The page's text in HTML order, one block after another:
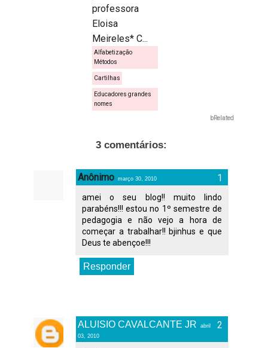
professora
Eloisa
Meireles* C...
Alfabetização
Métodos
Cartilhas
Educadores grandes
nomes
bRelated
3 comentários:
Anônimo março 30, 2010
amei o seu blog!! muito lindo
parabéns!!! estou no 1º semestre de
pedagogia e não vejo a hora de
começar a trabalhar!! bjinhus e que
Deus te abençoe!!!
Responder
ALUISIO CAVALCANTE JR
abril
03, 2010